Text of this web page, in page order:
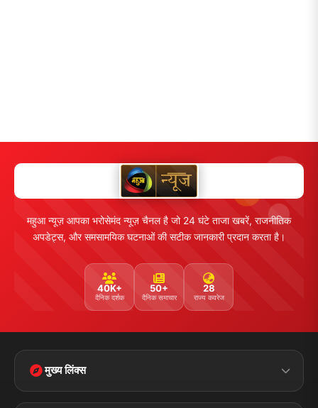
महुआ न्यूज़ आपका भरोसेमंद न्यूज़ चैनल है जो 24 घंटे ताजा खबरें, राजनीतिक
अपडेट्स, और समसामयिक घटनाओं की सटीक जानकारी प्रदान करता है।
40K+
दैनिक दर्शक
50+
दैनिक समाचार
28
राज्य कवरेज
मुख्य लिंक्स